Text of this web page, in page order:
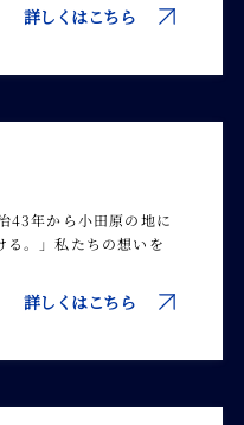
詳しくはこちら
43年から小田原の地に
る。」私たちの想いを
詳しくはこちら